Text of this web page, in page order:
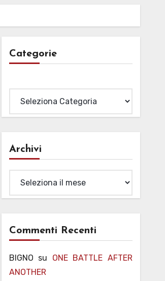
Categorie
Archivi
Commenti Recenti
BIGNO su ONE BATTLE AFTER
ANOTHER